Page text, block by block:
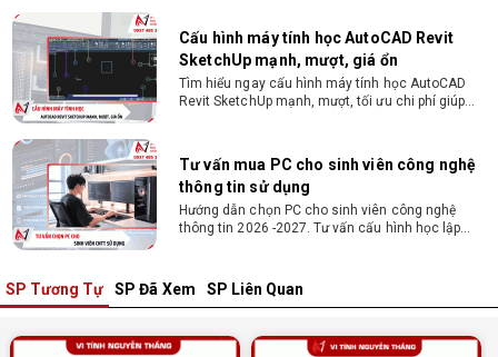
Tư vấn mua PC cho sinh viên công nghệ
thông tin sử dụng
Hướng dẫn chọn PC cho sinh viên công nghệ
thông tin 2026 -2027. Tư vấn cấu hình học lập
Sinh viên nên mua laptop hay PC ?
Sinh viên nên mua laptop hay PC? Đây là băn
khoăn của nhiều tân sinh viên khi chọn máy học
tập. Xem ngay phân tích để chọn thiết bị chuẩn
Laptop Sinh Viên 15–20 Triệu 2026: Cấu
Hình Nào Đáng Tiền?
Tìm laptop sinh viên 15–20 triệu phù hợp ngành
SP Tương Tự SP Đã Xem SP Liên Quan